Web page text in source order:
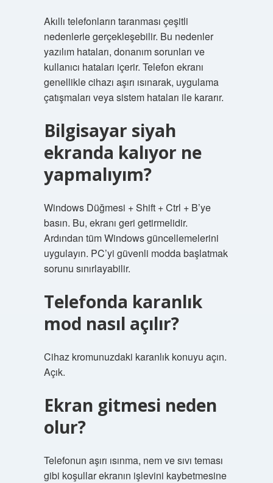
Akıllı telefonların taranması çeşitli
nedenlerle gerçekleşebilir. Bu nedenler
yazılım hataları, donanım sorunları ve
kullanıcı hataları içerir. Telefon ekranı
genellikle cihazı aşırı ısınarak, uygulama
çatışmaları veya sistem hataları ile kararır.
Bilgisayar siyah
ekranda kalıyor ne
yapmalıyım?
Windows Düğmesi + Shift + Ctrl + B’ye
basın. Bu, ekranı geri getirmelidir.
Ardından tüm Windows güncellemelerini
uygulayın. PC’yi güvenli modda başlatmak
sorunu sınırlayabilir.
Telefonda karanlık
mod nasıl açılır?
Cihaz kromunuzdaki karanlık konuyu açın.
Açık.
Ekran gitmesi neden
olur?
Telefonun aşırı ısınma, nem ve sıvı teması
gibi koşullar ekranın işlevini kaybetmesine